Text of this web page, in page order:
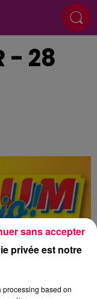
- 28
privée est notre
based on
sans accepter